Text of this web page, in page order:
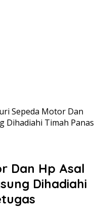
Sepeda Motor Dan
Dihadiahi Timah Panas
Dan Hp Asal
Dihadiahi